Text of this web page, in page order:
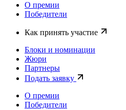
О премии
Победители
Как принять участие
Блоки и номинации
Жюри
Партнеры
Подать заявку
О премии
Победители